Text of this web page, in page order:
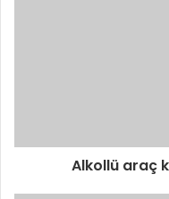
Alkollü araç